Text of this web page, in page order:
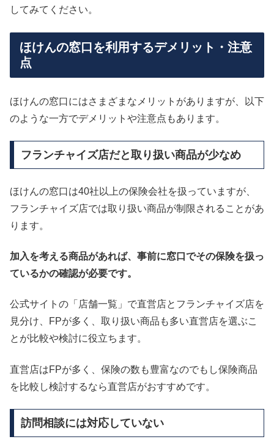
してみてください。
ほけんの窓口を利用するデメリット・注意
点
ほけんの窓口にはさまざまなメリットがありますが、以下
のような一方でデメリットや注意点もあります。
フランチャイズ店だと取り扱い商品が少なめ
ほけんの窓口は40社以上の保険会社を扱っていますが、
フランチャイズ店では取り扱い商品が制限されることがあ
ります。
加入を考える商品があれば、事前に窓口でその保険を扱っ
ているかの確認が必要です。
公式サイトの「店舗一覧」で直営店とフランチャイズ店を
見分け、FPが多く、取り扱い商品も多い直営店を選ぶこ
とが比較や検討に役立ちます。
直営店はFPが多く、保険の数も豊富なのでもし保険商品
を比較し検討するなら直営店がおすすめです。
訪問相談には対応していない